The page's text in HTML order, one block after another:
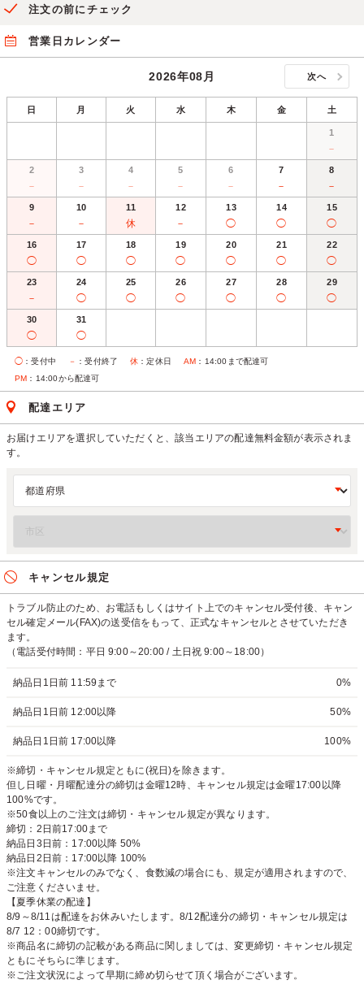
注文の前にチェック
営業日カレンダー
2026年08月 次へ
日 月 火 水 木 金 土
1
－
2
－
3
－
4
－
5
－
6
－
7
－
8
－
9
－
10
－
11
休
12
－
13
◯
14
◯
15
◯
16
◯
17
◯
18
◯
19
◯
20
◯
21
◯
22
◯
23
－
24
◯
25
◯
26
◯
27
◯
28
◯
29
◯
30
◯
31
◯
◯ ：受付中 － ：受付終了 休 ：定休日 AM ：14:00まで配達可
PM ：14:00から配達可
配達エリア
お届けエリアを選択していただくと、該当エリアの配達無料金額が表示されま
す。
キャンセル規定
トラブル防止のため、お電話もしくはサイト上でのキャンセル受付後、キャン
セル確定メール(FAX)の送受信をもって、正式なキャンセルとさせていただき
ます。
（電話受付時間：平日 9:00～20:00 / 土日祝 9:00～18:00）
納品日1日前 11:59まで 0%
納品日1日前 12:00以降 50%
納品日1日前 17:00以降 100%
※締切・キャンセル規定ともに(祝日)を除きます。
但し日曜・月曜配達分の締切は金曜12時、キャンセル規定は金曜17:00以降
100%です。
※50食以上のご注文は締切・キャンセル規定が異なります。
締切：2日前17:00まで
納品日3日前：17:00以降 50%
納品日2日前：17:00以降 100%
※注文キャンセルのみでなく、食数減の場合にも、規定が適用されますので、
ご注意くださいませ。
【夏季休業の配達】
8/9～8/11は配達をお休みいたします。8/12配達分の締切・キャンセル規定は
8/7 12：00締切です。
※商品名に締切の記載がある商品に関しましては、変更締切・キャンセル規定
ともにそちらに準じます。
※ご注文状況によって早期に締め切らせて頂く場合がございます。